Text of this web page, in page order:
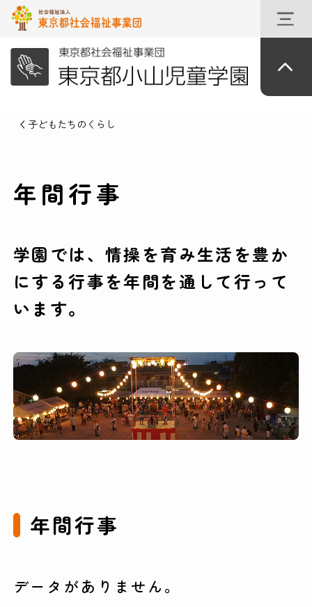
子どもたちのくらし
年間行事
学園では、情操を育み生活を豊か
にする行事を年間を通して行って
います。
年間行事
データがありません。